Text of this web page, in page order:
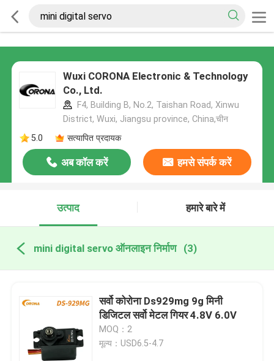
Wuxi CORONA Electronic & Technology
Co., Ltd.
F4, Building B, No.2, Taishan Road, Xinwu
District, Wuxi, Jiangsu province, China,चीन
5.0
सत्यापित प्रदायक
अब कॉल करें हमसे संपर्क करें
उत्पाद हमारे बारे में
mini digital servo ऑनलाइन निर्माण (3)
सर्वो कोरोना Ds929mg 9g मिनी
डिजिटल सर्वो मेटल गियर 4.8V 6.0V
MOQ：2
मूल्य：USD6.5-4.7